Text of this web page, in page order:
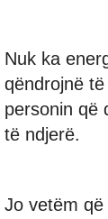
Nuk ka
qëndrojnë
personin që
të ndjerë.
Jo vetëm